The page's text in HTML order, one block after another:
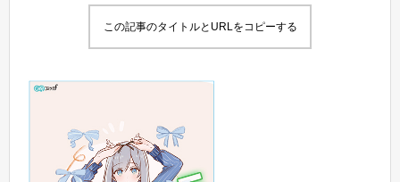
この記事のタイトルとURLをコピーする